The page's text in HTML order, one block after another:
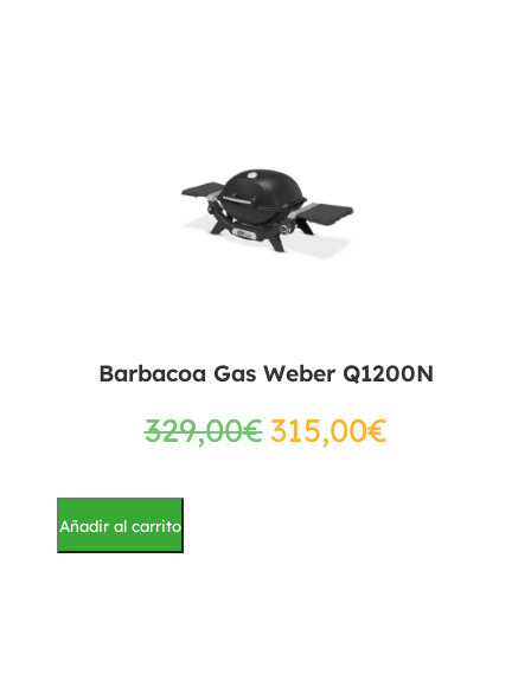
Barbacoa Gas Weber Q1200N
329,00€315,00€
Añadir al carrito